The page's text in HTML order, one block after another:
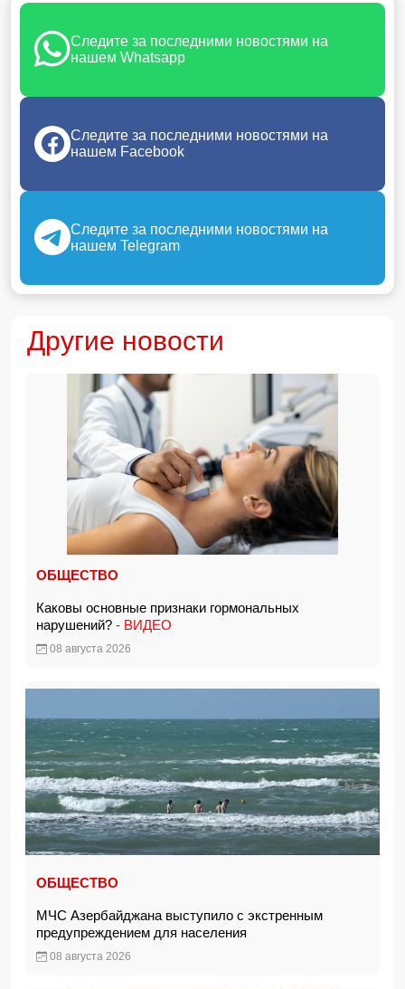
Следите за последними новостями на
нашем Whatsapp
Следите за последними новостями на
нашем Facebook
Следите за последними новостями на
нашем Telegram
Другие новости
ОБЩЕСТВО
Каковы основные признаки гормональных
нарушений? - ВИДЕО
08 августа 2026
ОБЩЕСТВО
МЧС Азербайджана выступило с экстренным
предупреждением для населения
08 августа 2026